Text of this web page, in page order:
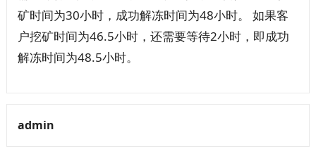
矿时间为30小时，成功解冻时间为48小时。 如果客
户挖矿时间为46.5小时，还需要等待2小时，即成功
解冻时间为48.5小时。
admin